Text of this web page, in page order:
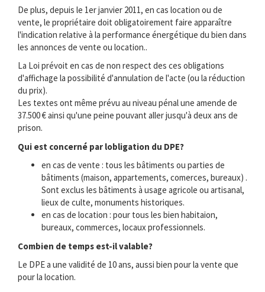
De plus, depuis le 1er janvier 2011, en cas location ou de
vente, le propriétaire doit obligatoirement faire apparaître
l'indication relative à la performance énergétique du bien dans
les annonces de vente ou location..
La Loi prévoit en cas de non respect des ces obligations
d'affichage la possibilité d'annulation de l'acte (ou la réduction
du prix).
Les textes ont même prévu au niveau pénal une amende de
37.500 € ainsi qu'une peine pouvant aller jusqu'à deux ans de
prison.
Qui est concerné par lobligation du DPE?
en cas de vente : tous les bâtiments ou parties de
bâtiments (maison, appartements, comerces, bureaux) .
Sont exclus les bâtiments à usage agricole ou artisanal,
lieux de culte, monuments historiques.
en cas de location : pour tous les bien habitaion,
bureaux, commerces, locaux professionnels.
Combien de temps est-il valable?
Le DPE a une validité de 10 ans, aussi bien pour la vente que
pour la location.